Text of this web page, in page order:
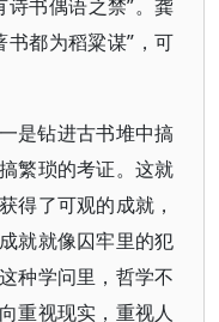
诗书偶语之禁”。龚
书都为稻粱谋”，可
是钻进古书堆中搞
繁琐的考证。这就
得了可观的成就，
就就像囚牢里的犯
种学问里，哲学不
重视现实，重视人